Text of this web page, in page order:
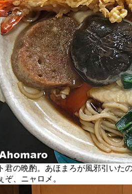
の晩酌。あほまろが風邪引いた
ぞ、ニャロメ。